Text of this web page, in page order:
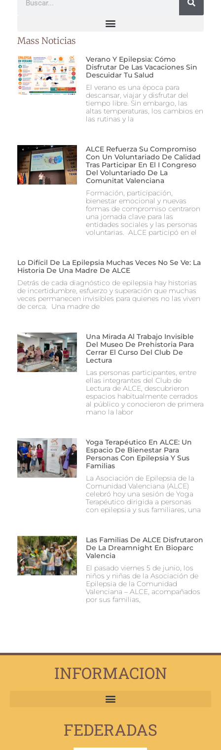
Mass Noticias
Verano Y Epilepsia: Cómo
Disfrutar De Las Vacaciones Sin
Descuidar Tu Salud
El verano es una época para
descansar, viajar y disfrutar del
tiempo libre. Sin embargo, las
altas temperaturas, los cambios en
las rutinas y la
ALCE Refuerza Su Compromiso
Con Un Voluntariado De Calidad
Tras Participar En El I Congreso
Del Voluntariado De La
Comunitat Valenciana
Formación, participación,
bienestar emocional y nuevas
formas de compromiso centraron
una jornada clave para las
entidades sociales y las personas
voluntarias. ALCE participó en el
Lo Difícil De La Epilepsia Muchas Veces No Se Ve: La
Historia De Una Madre De ALCE
Detrás de cada diagnóstico de epilepsia hay historias
de incertidumbre, esfuerzo y superación que muchas
veces permanecen invisibles para quienes no las viven
de cerca. Una madre de
Una Mirada Al Trabajo Invisible
Del Museo De Prehistoria Para
Cerrar El Curso Del Club De
Lectura
Las personas participantes, entre
ellas integrantes del Club de
Lectura de ALCE, descubrieron
espacios habitualmente cerrados
al público y conocieron de primera
mano la labor
Yoga Terapéutico En ALCE: Un
Espacio De Bienestar Para
Personas Con Epilepsia Y Sus
Familias
La Asociación de Epilepsia de la
Comunidad Valenciana (ALCE)
celebró hoy una sesión de Yoga
Terapéutico dirigida a personas
con epilepsia y sus familiares, una
Las Familias De ALCE Disfrutaron
De La Dreamnight En Bioparc
Valencia
El pasado viernes 5 de junio, los
niños y niñas de la Asociación de
Epilepsia de la Comunidad
Valenciana – ALCE, acompañados
por sus familias,
INFORMACION
FEDERADAS